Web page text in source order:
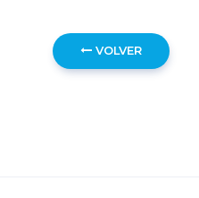
VOLVER